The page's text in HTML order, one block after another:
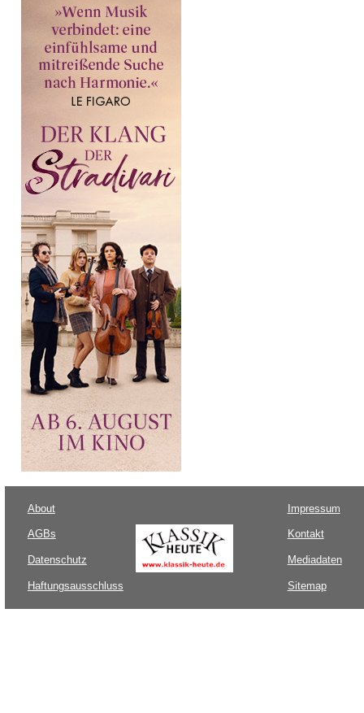
About
AGBs
Datenschutz
Haftungsausschluss
Impressum
Kontakt
Mediadaten
Sitemap